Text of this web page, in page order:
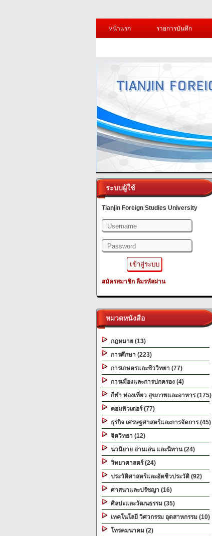
หน้าแรก
รายการบันทึก
ระบบผู้ใช้
Tianjin Foreign Studies University
สมัครสมาชิก ลืมรหัสผ่าน
หมวดหนังสือ
กฎหมาย (13)
การศึกษา (223)
การเกษตรและชีววิทยา (77)
การเมืองและการปกครอง (4)
กีฬา ท่องเที่ยว สุขภาพและอาหาร (175)
คอมพิวเตอร์ (77)
ธุรกิจ เศรษฐศาสตร์และการจัดการ (45)
จิตวิทยา (12)
นวนิยาย อ่านเล่น และนิทาน (24)
วิทยาศาสตร์ (24)
ประวัติศาสตร์และอัตชีวประวัติ (92)
ศาสนาและปรัชญา (16)
ศิลปะและวัฒนธรรม (35)
เทคโนโลยี วิศวกรรม อุตสาหกรรม (10)
โทรคมนาคม (2)